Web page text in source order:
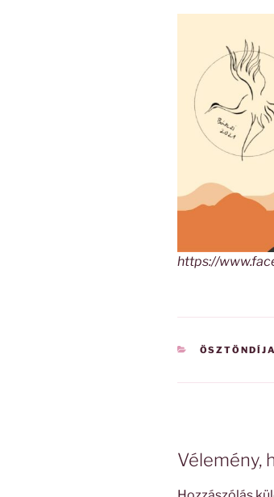
https://
KATEGÓRIÁK
Vélemény,